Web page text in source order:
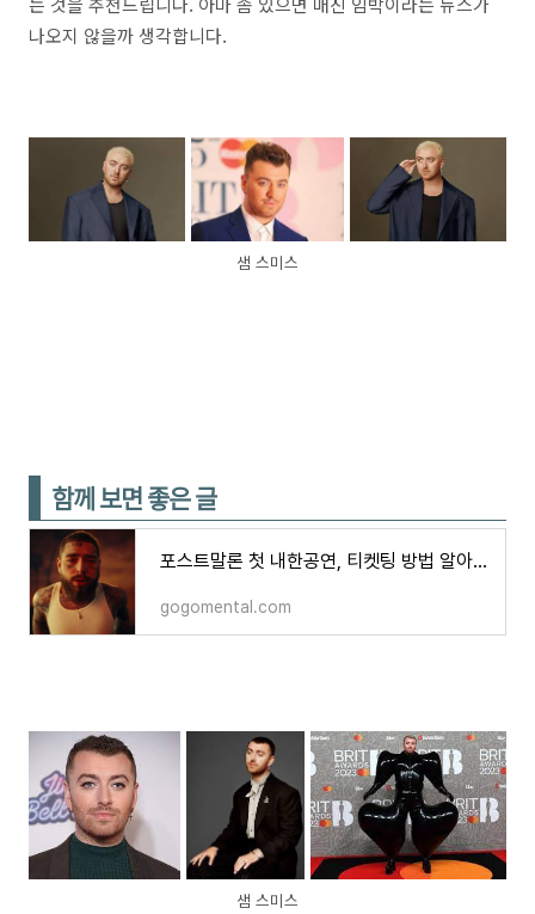
나오지 않을까 생각합니다.
샘 스미스
함께 보면 좋은 글
포스트말론 첫 내한공연, 티켓팅 방법 알아 보자
gogomental.com
샘 스미스